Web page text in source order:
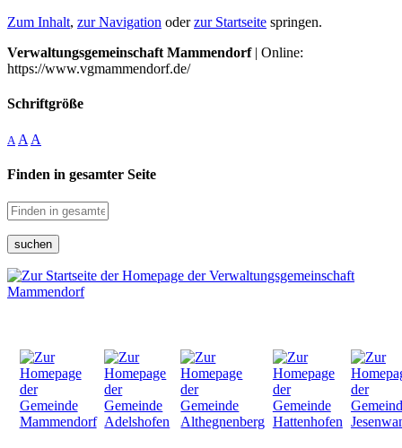
Zum Inhalt, zur Navigation oderzur Startseite springen.
Verwaltungsgemeinschaft Mammendorf| Online:
https://www.vgmammendorf.de/
Schriftgröße
A A A
Finden in gesamter Seite
suchen